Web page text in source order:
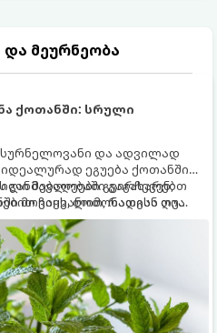
და მეურნეობა
ქოთანში: სრული
და ადვილად
ეგუება ქოთანში
მებაღეები გვირჩევენ,
მოვიყვანოთ, რადგან ღია
ის ფესვებით ძალიან
მცენარეებს ავიწროებს.
გაგახარებთ
ჩაის, ლიმონათისა თუ